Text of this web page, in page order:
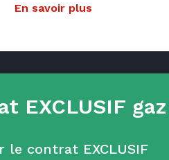
En savoir plus
EXCLUSIF gaz
le contrat EXCLUSIF